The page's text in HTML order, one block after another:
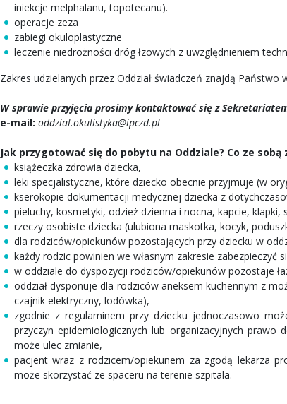
iniekcje melphalanu, topotecanu).
operacje zeza
zabiegi okuloplastyczne
leczenie niedrożności dróg łzowych z uwzględnieniem
Zakres udzielanych przez Oddział świadczeń znajdą Państwo
W sprawie przyjęcia prosimy kontaktować się z
e-mail: oddzial.okulistyka@ipczd.pl
Jak przygotować się do pobytu na Oddziale? Co ze sobą
książeczka zdrowia dziecka,
leki specjalistyczne, które dziecko obecnie przyjmuje (w
kserokopie dokumentacji medycznej dziecka z
pieluchy, kosmetyki, odzież dzienna i nocna, kapcie, klapki,
rzeczy osobiste dziecka (ulubiona maskotka, kocyk,
dla rodziców/opiekunów pozostających przy dziecku w
każdy rodzic powinien we własnym zakresie zabezpieczyć
w oddziale do dyspozycji rodziców/opiekunów pozostaje
oddział dysponuje dla rodziców aneksem kuchennym z
czajnik elektryczny, lodówka),
zgodnie z regulaminem przy dziecku jednoczasowo
przyczyn epidemiologicznych lub organizacyjnych
może ulec zmianie,
pacjent wraz z rodzicem/opiekunem za zgodą lekarza
może skorzystać ze spaceru na terenie szpitala.